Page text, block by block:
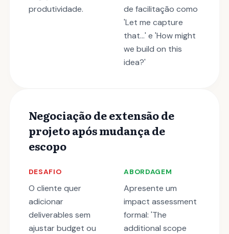
produtividade.
de facilitação como
'Let me capture
that...' e 'How might
we build on this
idea?'
Negociação de extensão de
projeto após mudança de
escopo
DESAFIO
O cliente quer
adicionar
deliverables sem
ajustar budget ou
ABORDAGEM
Apresente um
impact assessment
formal: 'The
additional scope